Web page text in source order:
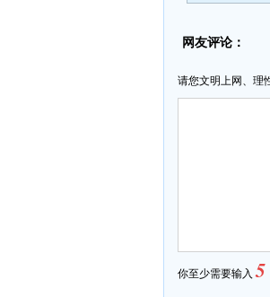
网友评论：
请您文明上网、理
你至少需要输入5